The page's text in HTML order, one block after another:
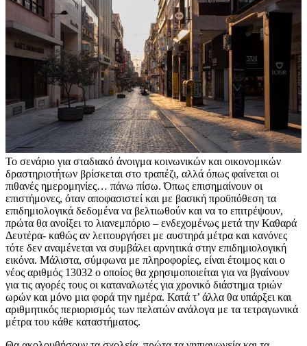
Το σενάριο για σταδιακό άνοιγμα κοινωνικών και οικονομικών
δραστηριοτήτων βρίσκεται στο τραπέζι, αλλά όπως φαίνεται οι
πιθανές ημερομηνίες… πάνω πίσω. Όπως επισημαίνουν οι
επιστήμονες, όταν αποφασιστεί και με βασική προϋπόθεση τα
επιδημιολογικά δεδομένα να βελτιωθούν και να το επιτρέψουν,
πρώτα θα ανοίξει το λιανεμπόριο – ενδεχομένως μετά την Καθαρά
Δευτέρα- καθώς αν λειτουργήσει με αυστηρά μέτρα και κανόνες
τότε δεν αναμένεται να συμβάλει αρνητικά στην επιδημιολογική
εικόνα. Μάλιστα, σύμφωνα με πληροφορίες, είναι έτοιμος και ο
νέος αριθμός 13032 ο οποίος θα χρησιμοποιείται για να βγαίνουν
για τις αγορές τους οι καταναλωτές για χρονικό διάστημα τριών
ωρών και μόνο μια φορά την ημέρα. Κατά τ’ άλλα θα υπάρξει και
αριθμητικός περιορισμός των πελατών ανάλογα με τα τετραγωνικά
μέτρα του κάθε καταστήματος.